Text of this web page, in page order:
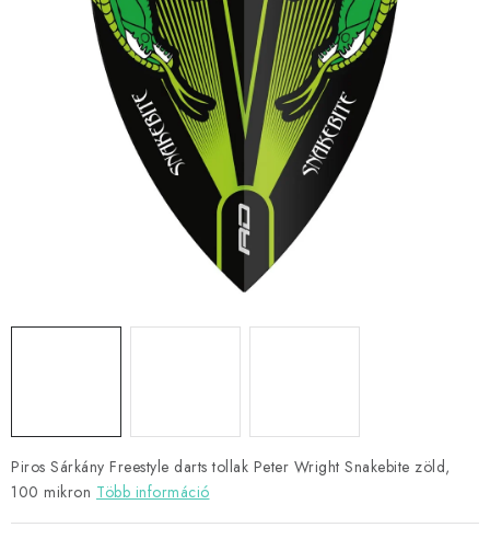
KIEGÉSZÍTŐK
Piros Sárkány Freestyle darts tollak Peter Wright Snakebite zöld,
100 mikron Több információ